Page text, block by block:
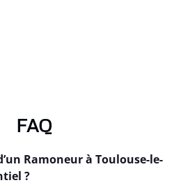
FAQ
Ramoneur à Toulouse-le-
?